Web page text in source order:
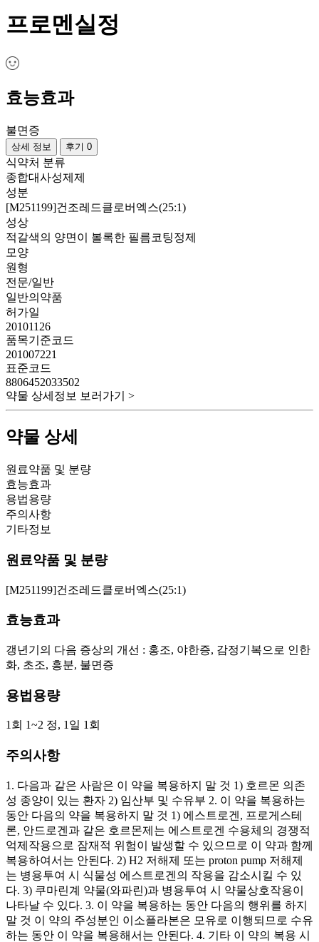
프로멘실정
효능효과
불면증
상세 정보 후기 0
식약처 분류
종합대사성제제
성분
[M251199]건조레드클로버엑스(25:1)
성상
적갈색의 양면이 볼록한 필름코팅정제
모양
원형
전문/일반
일반의약품
허가일
20101126
품목기준코드
201007221
표준코드
8806452033502
약물 상세정보 보러가기 >
약물 상세
원료약품 및 분량
효능효과
용법용량
주의사항
기타정보
원료약품 및 분량
[M251199]건조레드클로버엑스(25:1)
효능효과
갱년기의 다음 증상의 개선 : 홍조, 야한증, 감정기복으로 인한
화, 초조, 흥분, 불면증
용법용량
1회 1~2 정, 1일 1회
주의사항
1. 다음과 같은 사람은 이 약을 복용하지 말 것 1) 호르몬 의존
성 종양이 있는 환자 2) 임산부 및 수유부 2. 이 약을 복용하는
동안 다음의 약을 복용하지 말 것 1) 에스트로겐, 프로게스테
론, 안드로겐과 같은 호르몬제는 에스트로겐 수용체의 경쟁적
억제작용으로 잠재적 위험이 발생할 수 있으므로 이 약과 함께
복용하여서는 안된다. 2) H2 저해제 또는 proton pump 저해제
는 병용투여 시 식물성 에스트로겐의 작용을 감소시킬 수 있
다. 3) 쿠마린계 약물(와파린)과 병용투여 시 약물상호작용이
나타날 수 있다. 3. 이 약을 복용하는 동안 다음의 행위를 하지
말 것 이 약의 주성분인 이소플라본은 모유로 이행되므로 수유
하는 동안 이 약을 복용해서는 안된다. 4. 기타 이 약의 복용 시